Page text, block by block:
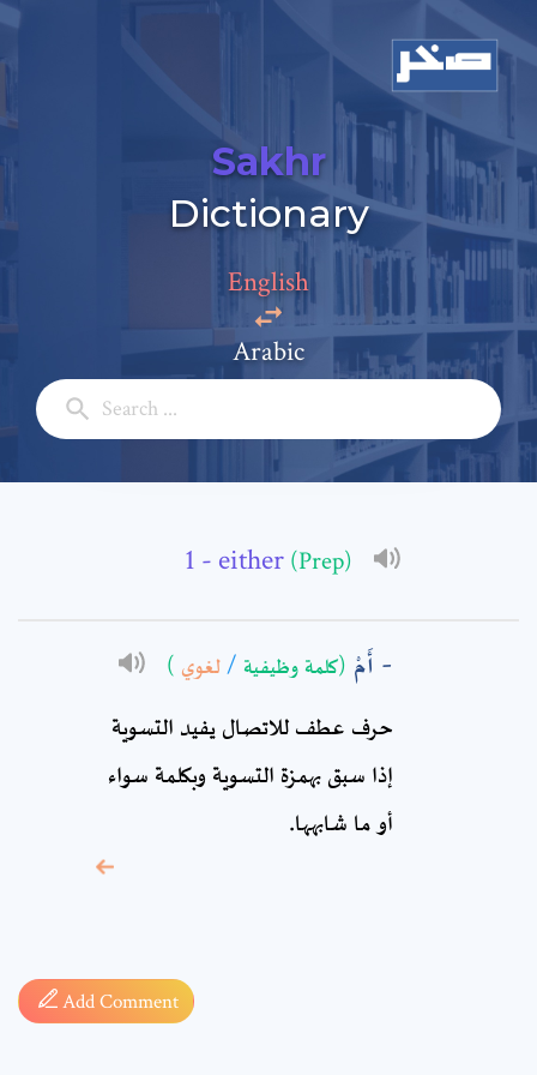
Sakhr
Dictionary
English
Arabic
- either (Prep)
أَمْ (كلمة وظيفية /لغوي )
حرف عطف‏ للاتصال يفيد التسوية
إذا سبق بهمزة التسوية وبكلمة سواء
أو ما شابهها.
Add Comment
Add a comment
Full Name: *
Subject: *
Comment: *